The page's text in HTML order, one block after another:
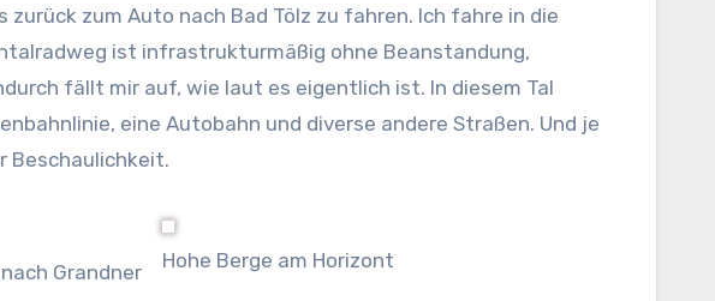
zum Auto nach Bad Tölz zu fahren. Ich fahre in die
ist infrastrukturmäßig ohne Beanstandung,
fällt mir auf, wie laut es eigentlich ist. In diesem Tal
eine Autobahn und diverse andere Straßen. Und je
Beschaulichkeit.
Grandner Hohe Berge am Horizont